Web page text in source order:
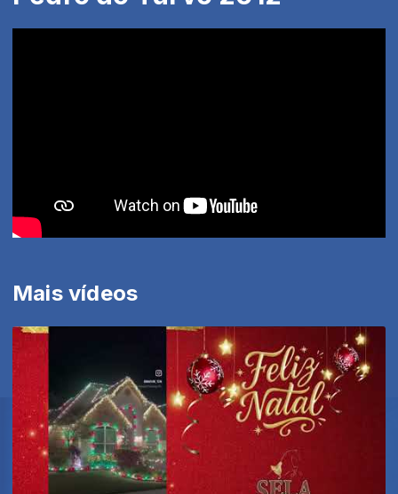
Mais vídeos